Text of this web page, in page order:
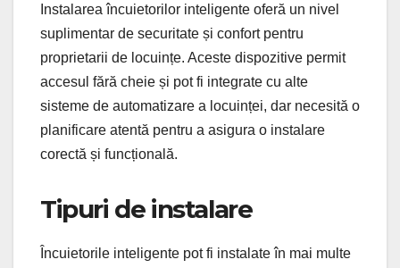
Instalarea încuietorilor inteligente oferă un nivel
suplimentar de securitate și confort pentru
proprietarii de locuințe. Aceste dispozitive permit
accesul fără cheie și pot fi integrate cu alte
sisteme de automatizare a locuinței, dar necesită o
planificare atentă pentru a asigura o instalare
corectă și funcțională.
Tipuri de instalare
Încuietorile inteligente pot fi instalate în mai multe